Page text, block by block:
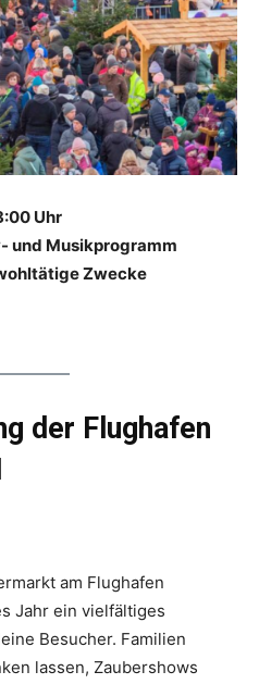
Reiseempfehlungen.
Uhr
und Musikprogramm
Zwecke
der Flughafen
am Flughafen
Jahr ein vielfältiges
Besucher. Familien
lassen, Zaubershows